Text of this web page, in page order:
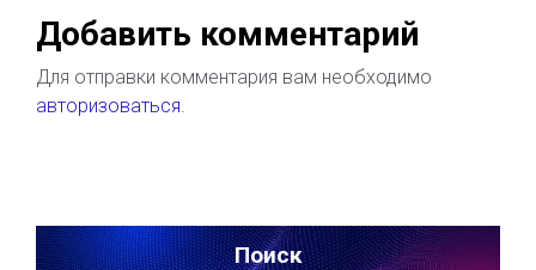
Добавить комментарий
Для отправки комментария вам необходимо
авторизоваться.
Поиск